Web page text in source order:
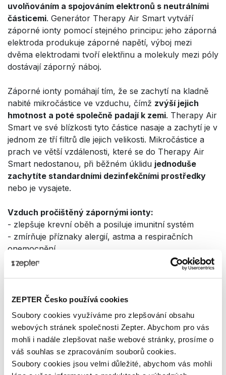
ZEPTER Česko používá cookies
Soubory cookies využíváme pro zlepšování obsahu
webových stránek společnosti Zepter. Abychom pro vás
mohli i nadále zlepšovat naše webové stránky, prosíme o
váš souhlas se zpracováním souborů cookies.
Soubory cookies jsou velmi důležité, abychom vás mohli
uvolňováním a spojováním elektronů s neutrálními
částicemi. Generátor Therapy Air Smart vytváří
záporné ionty pomocí stejného principu: jeho záporná
elektroda produkuje záporné napětí, výboj mezi
dvěma elektrodami tvoří elektřinu a molekuly mezi póly
dostávají záporný náboj.
Záporné ionty pomáhají tím, že se zachytí na kladně
nabité mikročástice ve vzduchu, čímž zvýší jejich
hmotnost a poté společně padají k zemi. Therapy Air
Smart ve své blízkosti tyto částice nasaje a zachytí je v
jednom ze tří filtrů dle jejich velikosti. Mikročástice a
prach ve větší vzdálenosti, které se do Therapy Air
Smart nedostanou, při běžném úklidu jednoduše
zachytíte standardními dezinfekčními prostředky
nebo je vysajete.
Vzduch pročištěný zápornými ionty:
- zlepšuje krevní oběh a posiluje imunitní systém
- zmírňuje příznaky alergií, astma a respiračních
onemocnění
- zmírňuje bolesti hlavy
- stimuluje kreativitu a duševní pohodu